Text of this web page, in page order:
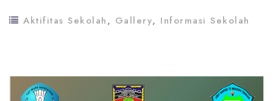
Aktifitas Sekolah, Gallery, Informasi Sekolah